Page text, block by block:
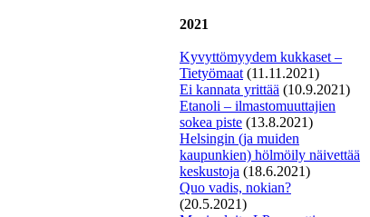
2021
Kyvyttömyydem kukkaset –
Tietyömaat (11.11.2021)
Ei kannata yrittää (10.9.2021)
Etanoli – ilmastomuuttajien
sokea piste (13.8.2021)
Helsingin (ja muiden
kaupunkien) hölmöily näivettää
keskustoja (18.6.2021)
Quo vadis, nokian?
(20.5.2021)